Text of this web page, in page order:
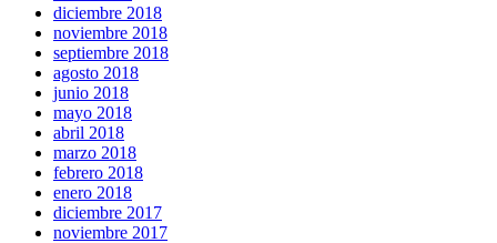
diciembre 2018
noviembre 2018
septiembre 2018
agosto 2018
junio 2018
mayo 2018
abril 2018
marzo 2018
febrero 2018
enero 2018
diciembre 2017
noviembre 2017